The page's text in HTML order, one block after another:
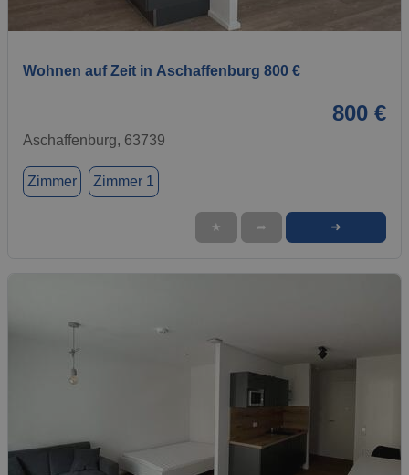
Wohnen auf Zeit in Aschaffenburg 800 €
800 €
Aschaffenburg, 63739
Zimmer Zimmer 1
★ ➦ ➜